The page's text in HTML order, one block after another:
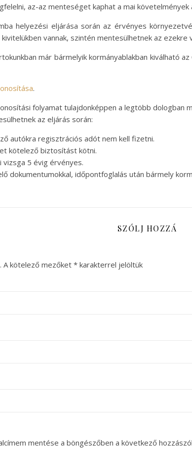
az-az menteséget kaphat a mai követelmények
helyezési eljárása során az érvényes
vannak, szintén mentesülhetnek az ezekre
már bármelyik kormányablakban kiválható
.
folyamat tulajdonképpen a legtöbb dologban
az eljárás során:
autókra regisztrációs adót nem kell fizetni.
kötelező biztosítást kötni.
vizsga 5 évig érvényes.
dokumentumokkal, időpontfoglalás után bármely
SZÓLJ HOZZÁ
A kötelező mezőket * karakterrel jelöltük
mentése a böngészőben a következő